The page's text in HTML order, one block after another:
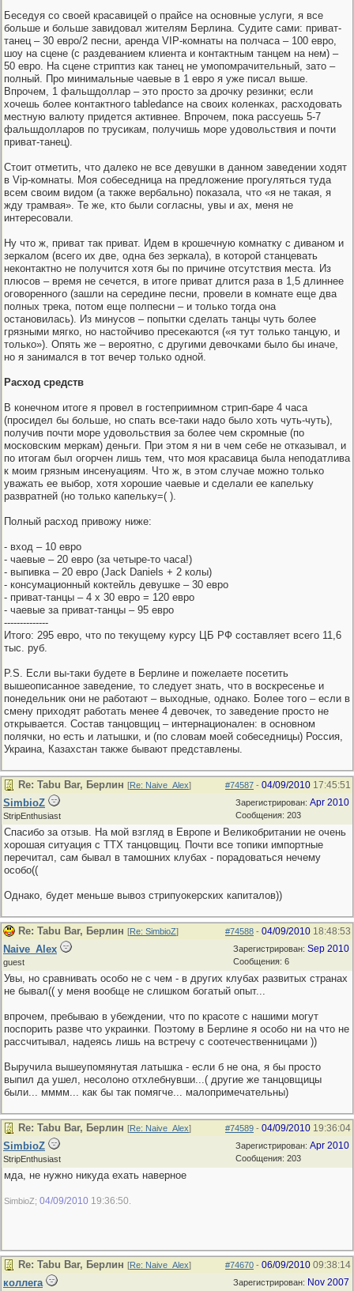
Беседуя со своей красавицей о прайсе на основные услуги, я все
больше и больше завидовал жителям Берлина. Судите сами: приват-
танец – 30 евро/2 песни, аренда VIP-комнаты на полчаса – 100 евро,
шоу на сцене (с раздеванием клиента и контактным танцем на нем) –
50 евро. На сцене стриптиз как танец не умопомрачительный, зато –
полный. Про минимальные чаевые в 1 евро я уже писал выше.
Впрочем, 1 фальшдоллар – это просто за дрочку резинки; если
хочешь более контактного tabledance на своих коленках, расходовать
местную валюту придется активнее. Впрочем, пока рассуешь 5-7
фальшдолларов по трусикам, получишь море удовольствия и почти
приват-танец).
Стоит отметить, что далеко не все девушки в данном заведении ходят
в Vip-комнаты. Моя собеседница на предложение прогуляться туда
всем своим видом (а также вербально) показала, что «я не такая, я
жду трамвая». Те же, кто были согласны, увы и ах, меня не
интересовали.
Ну что ж, приват так приват. Идем в крошечную комнатку с диваном и
зеркалом (всего их две, одна без зеркала), в которой станцевать
неконтактно не получится хотя бы по причине отсутствия места. Из
плюсов – время не сечется, в итоге приват длится раза в 1,5 длиннее
оговоренного (зашли на середине песни, провели в комнате еще два
полных трека, потом еще полпесни – и только тогда она
остановилась). Из минусов – попытки сделать танцы чуть более
грязными мягко, но настойчиво пресекаются («я тут только танцую, и
только»). Опять же – вероятно, с другими девочками было бы иначе,
но я занимался в тот вечер только одной.
Расход средств
В конечном итоге я провел в гостеприимном стрип-баре 4 часа
(просидел бы больше, но спать все-таки надо было хоть чуть-чуть),
получив почти море удовольствия за более чем скромные (по
московским меркам) деньги. При этом я ни в чем себе не отказывал, и
по итогам был огорчен лишь тем, что моя красавица была неподатлива
к моим грязным инсенуациям. Что ж, в этом случае можно только
уважать ее выбор, хотя хорошие чаевые и сделали ее капельку
развратней (но только капельку=( ).
Полный расход привожу ниже:
- вход – 10 евро
- чаевые – 20 евро (за четыре-то часа!)
- выпивка – 20 евро (Jack Daniels + 2 колы)
- консумационный коктейль девушке – 30 евро
- приват-танцы – 4 х 30 евро = 120 евро
- чаевые за приват-танцы – 95 евро
--------------
Итого: 295 евро, что по текущему курсу ЦБ РФ составляет всего 11,6
тыс. руб.
P.S. Если вы-таки будете в Берлине и пожелаете посетить
вышеописанное заведение, то следует знать, что в воскресенье и
понедельник они не работают – выходные, однако. Более того – если в
смену приходят работать менее 4 девочек, то заведение просто не
открывается. Состав танцовщиц – интернационален: в основном
полячки, но есть и латышки, и (по словам моей собеседницы) Россия,
Украина, Казахстан также бывают представлены.
#74587 - 04/09/2010 17:45:51
Re: Tabu Bar, Берлин [Re: Naive_Alex]
Зарегистрирован: Apr 2010
Сообщения: 203
SimbioZ
StripEnthusiast
Спасибо за отзыв. На мой взгляд в Европе и Великобритании не очень
хорошая ситуация с ТТХ танцовщиц. Почти все топики импортные
перечитал, сам бывал в тамошних клубах - порадоваться нечему
особо((
Однако, будет меньше вывоз стрипуокерских капиталов))
#74588 - 04/09/2010 18:48:53
Re: Tabu Bar, Берлин [Re: SimbioZ]
Зарегистрирован: Sep 2010
Сообщения: 6
Naive_Alex
guest
Увы, но сравнивать особо не с чем - в других клубах развитых странах
не бывал(( у меня вообще не слишком богатый опыт...
впрочем, пребываю в убеждении, что по красоте с нашими могут
поспорить разве что украинки. Поэтому в Берлине я особо ни на что не
рассчитывал, надеясь лишь на встречу с соотечественницами ))
Выручила вышеупомянутая латышка - если б не она, я бы просто
выпил да ушел, несолоно отхлебнувши...( другие же танцовщицы
были... мммм... как бы так помягче... малопримечательны)
#74589 - 04/09/2010 19:36:04
Re: Tabu Bar, Берлин [Re: Naive_Alex]
Зарегистрирован: Apr 2010
Сообщения: 203
SimbioZ
StripEnthusiast
мда, не нужно никуда ехать наверное
SimbioZ; 04/09/2010 19:36:50
#74670 - 06/09/2010 09:38:14
Re: Tabu Bar, Берлин [Re: Naive_Alex]
Зарегистрирован: Nov 2007
коллега